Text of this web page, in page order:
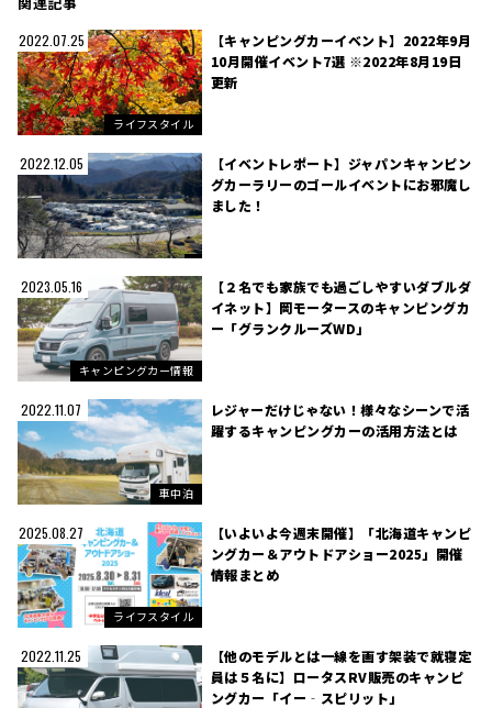
2022.07.25
ライフスタイル
【キャンピングカーイベント】2022年9月
10月開催イベント7選 ※2022年8月19日
更新
2022.12.05
【イベントレポート】ジャパンキャンピン
グカーラリーのゴールイベントにお邪魔し
ました！
2023.05.16
キャンピングカー情報
【２名でも家族でも過ごしやすいダブルダ
イネット】岡モータースのキャンピングカ
ー「グランクルーズWD」
2022.11.07
車中泊
レジャーだけじゃない！様々なシーンで活
躍するキャンピングカーの活用方法とは
2025.08.27
ライフスタイル
【いよいよ今週末開催】「北海道キャンピ
ングカー＆アウトドアショー2025」開催
情報まとめ
2022.11.25
【他のモデルとは一線を画す架装で就寝定
員は５名に】ロータスRV販売のキャンピ
ングカー「イー‐スピリット」